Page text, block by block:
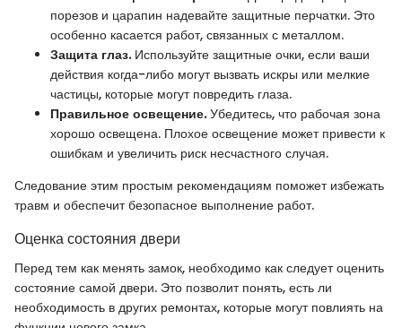
порезов и царапин надевайте защитные перчатки. Это
особенно касается работ, связанных с металлом.
Защита глаз.Используйте защитные очки, если ваши
действия когда-либо могут вызвать искры или мелкие
частицы, которые могут повредить глаза.
Правильное освещение.Убедитесь, что рабочая зона
хорошо освещена. Плохое освещение может привести к
ошибкам и увеличить риск несчастного случая.
Следование этим простым рекомендациям поможет избежать
травм и обеспечит безопасное выполнение работ.
Оценка состояния двери
Перед тем как менять замок, необходимо как следует оценить
состояние самой двери. Это позволит понять, есть ли
необходимость в других ремонтах, которые могут повлиять на